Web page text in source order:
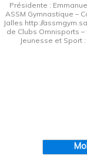
Présidente :
ASSM Gymnastique –
Jalles http://
de Clubs Omnisports –
Jeunesse et Sport :